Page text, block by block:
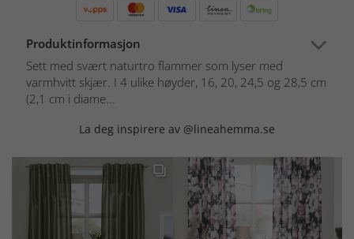
Produktinformasjon
Sett med svært naturtro flammer som lyser med
varmhvitt skjær. I 4 ulike høyder, 16, 20, 24,5 og 28,5 cm
(2,1 cm i diame...
La deg inspirere av @lineahemma.se